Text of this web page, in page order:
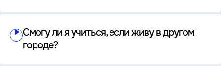
Смогу ли я учиться, если живу в другом
городе?